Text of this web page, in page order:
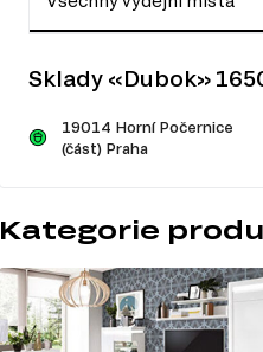
Sklady «Dubok»
19014 Horní Počernice
(část) Praha
Kategorie